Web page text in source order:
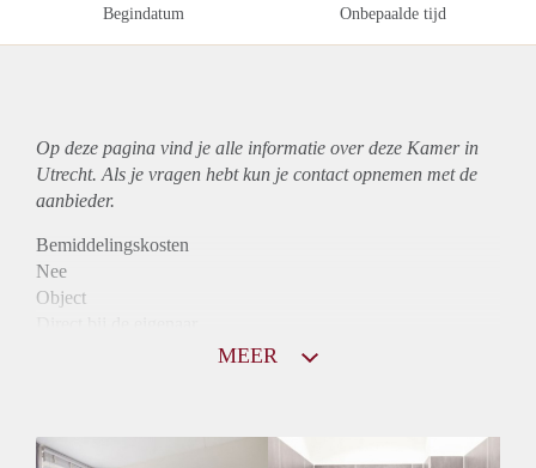
Begindatum Onbepaalde tijd
Op deze pagina vind je alle informatie over deze Kamer in
Utrecht. Als je vragen hebt kun je contact opnemen met de
aanbieder.
Bemiddelingskosten
Nee
Object
Huurtoeslag
MEER